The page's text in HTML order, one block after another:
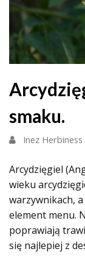
smaku.
Inez Herbiness
Arcydzięgiel
wieku
warzywnikach,
element menu.
poprawiają
się najlepiej z